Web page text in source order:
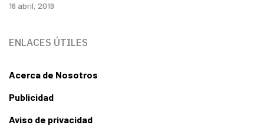
16 abril, 2019
ENLACES ÚTILES
Acerca de Nosotros
Publicidad
Aviso de privacidad